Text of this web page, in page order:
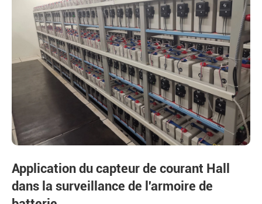
Application du capteur de courant Hall
dans la surveillance de l'armoire de